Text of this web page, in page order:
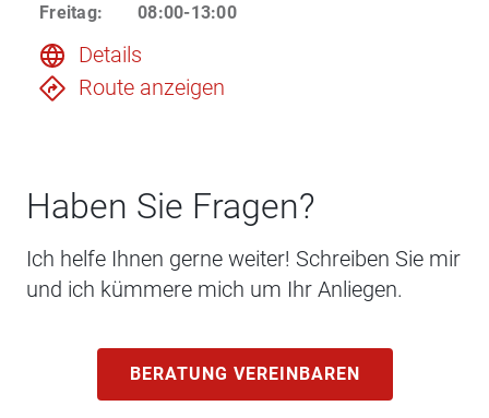
Freitag: 08:00-13:00
Details
Route anzeigen
Haben Sie Fragen?
Ich helfe Ihnen gerne weiter! Schreiben Sie mir
und ich kümmere mich um Ihr Anliegen.
BERATUNG VEREINBAREN